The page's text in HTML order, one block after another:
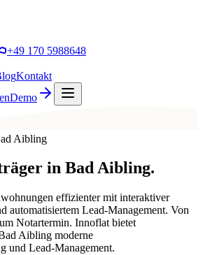
+49 170 5988648
Kontakt
Demo
Aibling
in Bad Aibling.
effizienter mit interaktiver
automatisiertem Lead-Management. Von
Notartermin. Innoflat bietet
Aibling moderne
und Lead-Management.